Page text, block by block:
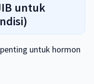
untuk
untuk hormon